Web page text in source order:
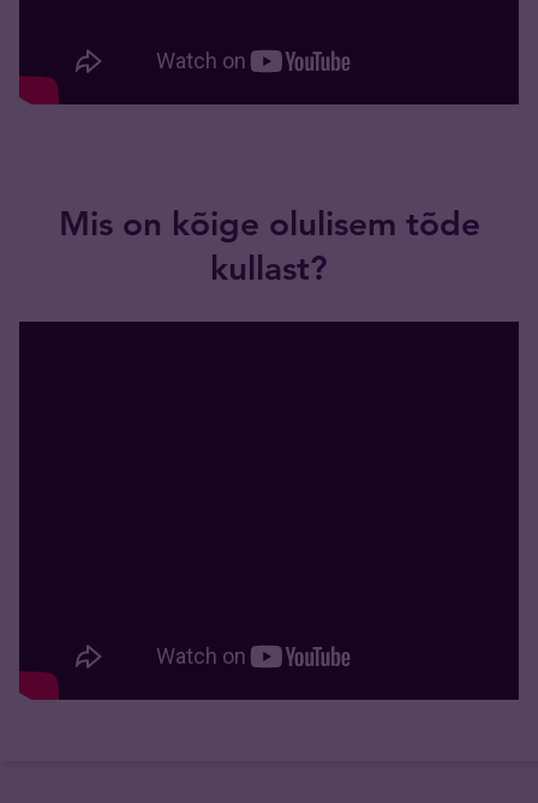
Mis on kõige olulisem tõde
kullast?